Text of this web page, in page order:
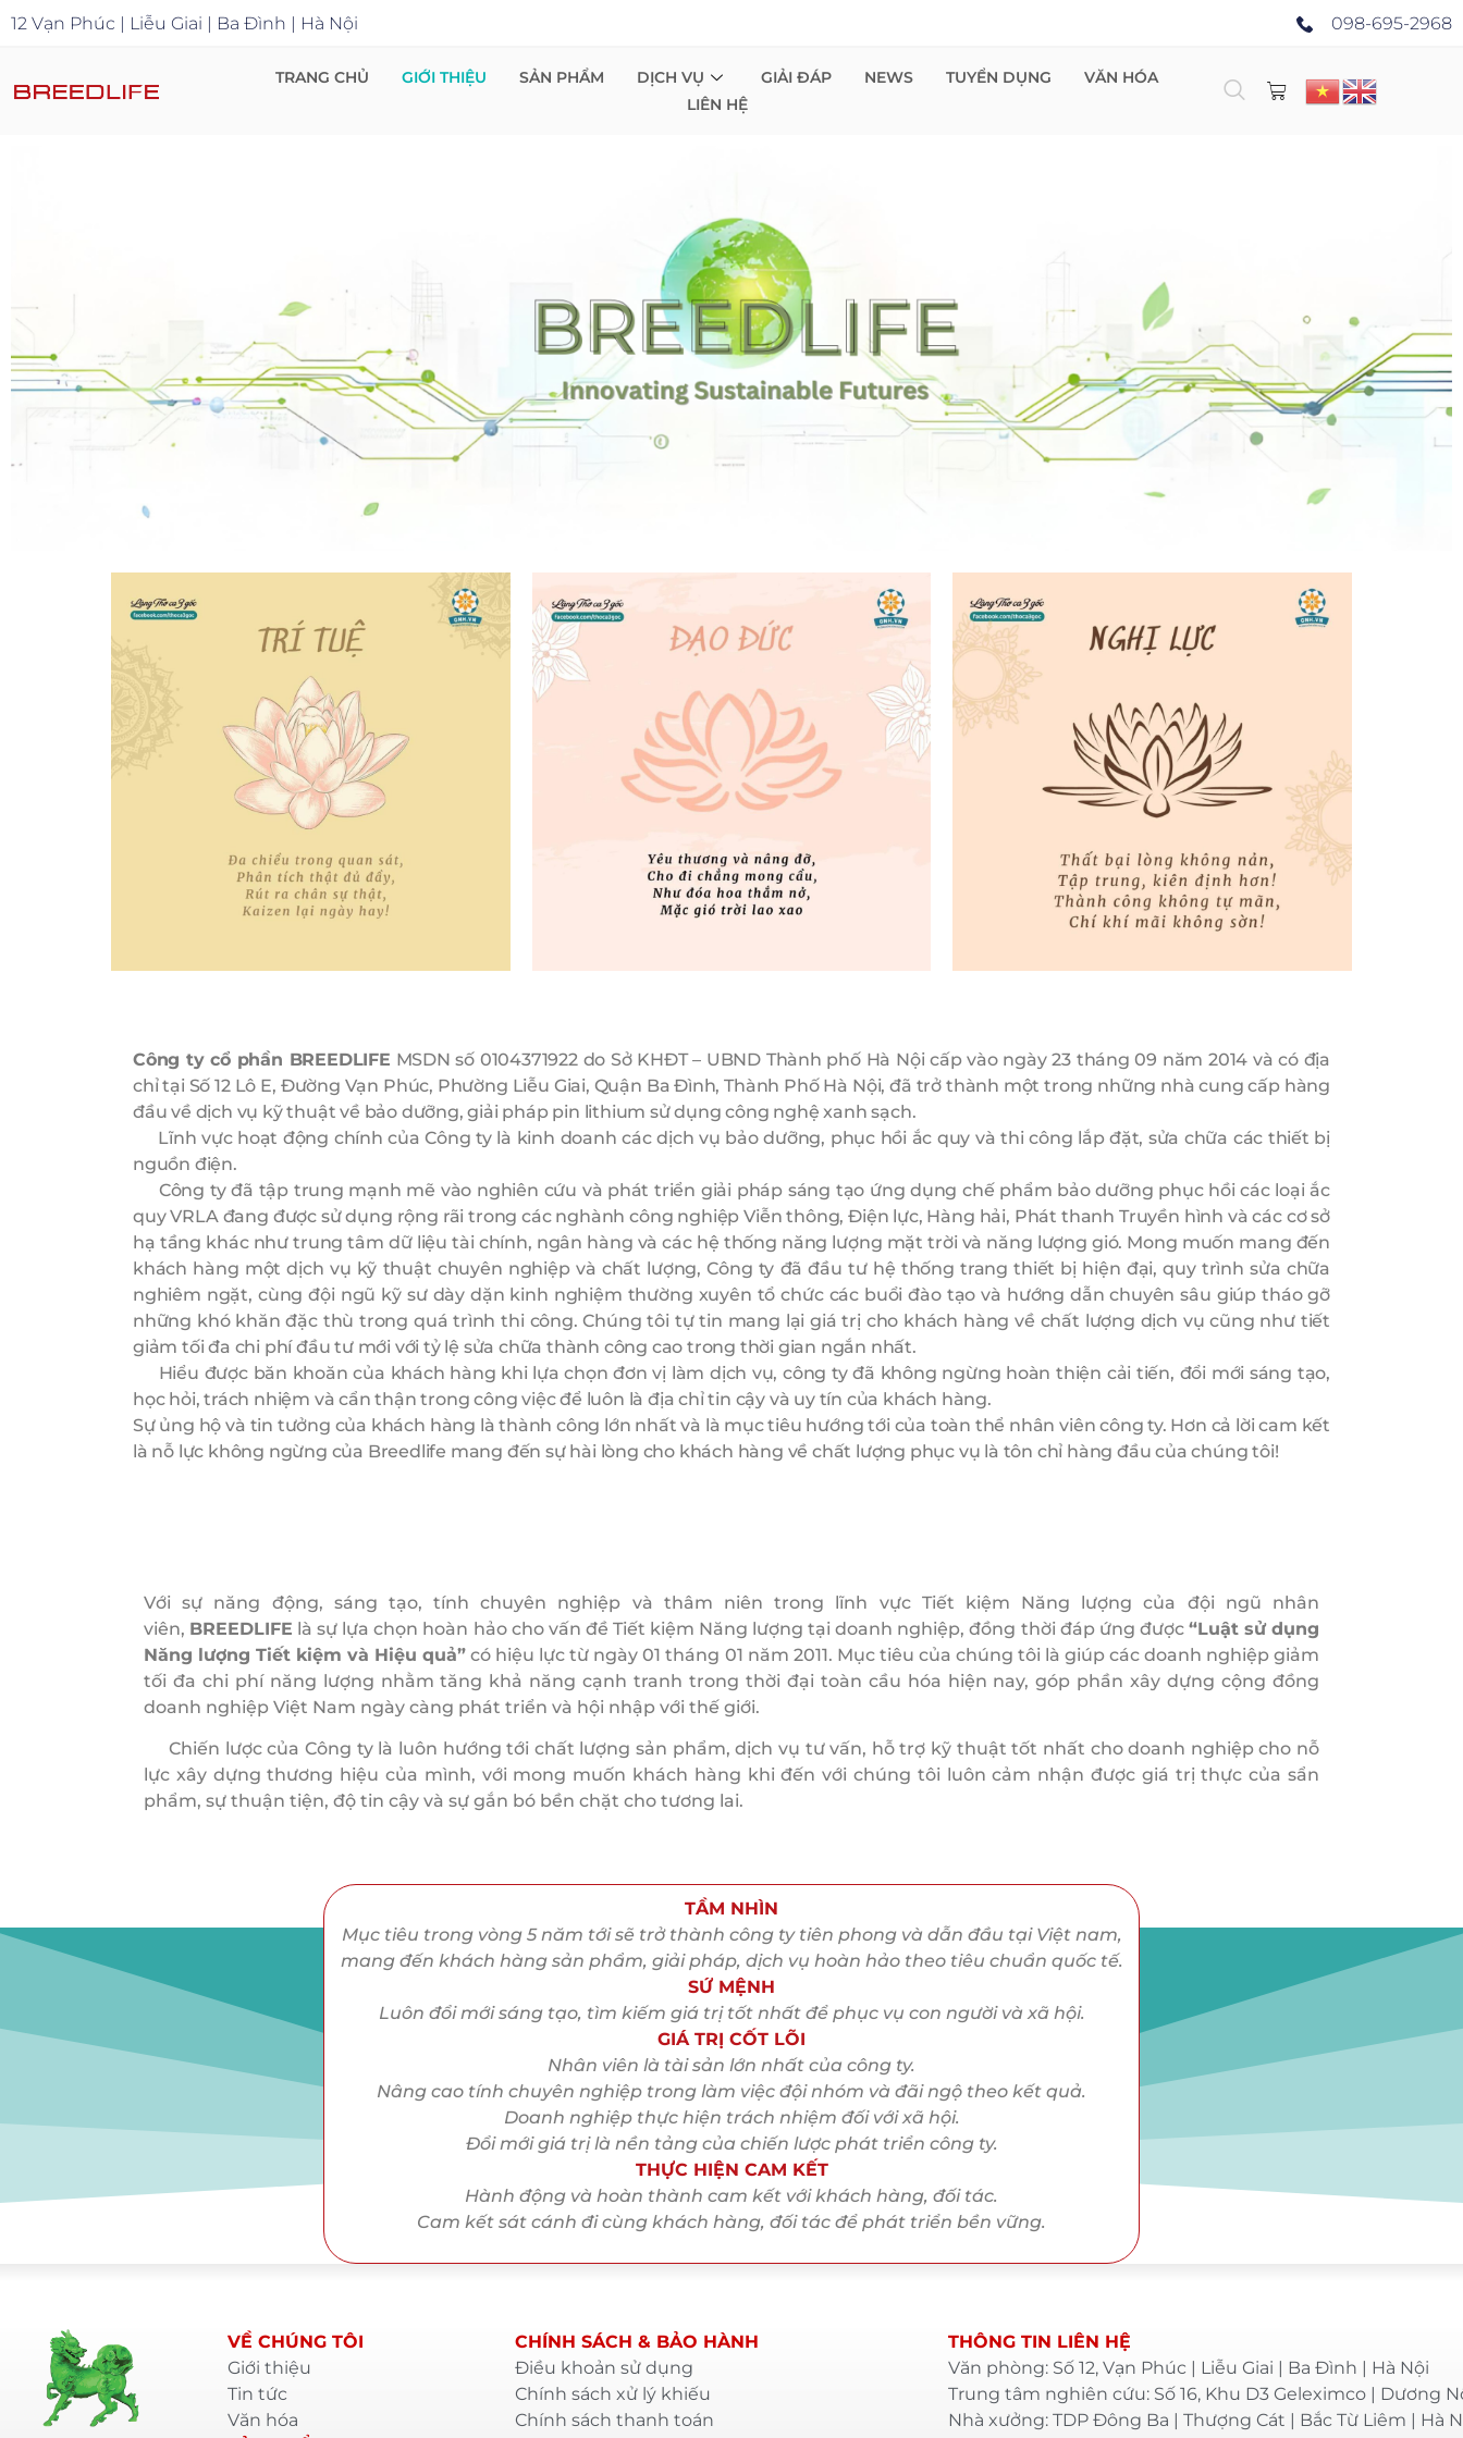
12 Vạn Phúc | Liễu Giai | Ba Đình | Hà Nội 098-695-2968
TRANG CHỦ GIỚI THIỆU SẢN PHẨM DỊCH VỤ GIẢI ĐÁP NEWS TUYỂN DỤNG
VĂN HÓA
LIÊN HỆ
Công ty cổ phần BREEDLIFE MSDN số 0104371922 do Sở KHĐT – UBND Thành phố Hà Nội cấp vào ngày 23 tháng 09 năm 2014 và có địa
chỉ tại Số 12 Lô E, Đường Vạn Phúc, Phường Liễu Giai, Quận Ba Đình, Thành Phố Hà Nội, đã trở thành một trong những nhà cung cấp hàng
đầu về dịch vụ kỹ thuật về bảo dưỡng, giải pháp pin lithium sử dụng công nghệ xanh sạch.
Lĩnh vực hoạt động chính của Công ty là kinh doanh các dịch vụ bảo dưỡng, phục hồi ắc quy và thi công lắp đặt, sửa chữa các thiết bị
nguồn điện.
Công ty đã tập trung mạnh mẽ vào nghiên cứu và phát triển giải pháp sáng tạo ứng dụng chế phẩm bảo dưỡng phục hồi các loại ắc
quy VRLA đang được sử dụng rộng rãi trong các nghành công nghiệp Viễn thông, Điện lực, Hàng hải, Phát thanh Truyền hình và các cơ sở
hạ tầng khác như trung tâm dữ liệu tài chính, ngân hàng và các hệ thống năng lượng mặt trời và năng lượng gió. Mong muốn mang đến
khách hàng một dịch vụ kỹ thuật chuyên nghiệp và chất lượng, Công ty đã đầu tư hệ thống trang thiết bị hiện đại, quy trình sửa chữa
nghiêm ngặt, cùng đội ngũ kỹ sư dày dặn kinh nghiệm thường xuyên tổ chức các buổi đào tạo và hướng dẫn chuyên sâu giúp tháo gỡ
những khó khăn đặc thù trong quá trình thi công. Chúng tôi tự tin mang lại giá trị cho khách hàng về chất lượng dịch vụ cũng như tiết
giảm tối đa chi phí đầu tư mới với tỷ lệ sửa chữa thành công cao trong thời gian ngắn nhất.
Hiểu được băn khoăn của khách hàng khi lựa chọn đơn vị làm dịch vụ, công ty đã không ngừng hoàn thiện cải tiến, đổi mới sáng tạo,
học hỏi, trách nhiệm và cẩn thận trong công việc để luôn là địa chỉ tin cậy và uy tín của khách hàng.
Sự ủng hộ và tin tưởng của khách hàng là thành công lớn nhất và là mục tiêu hướng tới của toàn thể nhân viên công ty. Hơn cả lời cam kết
là nỗ lực không ngừng của Breedlife mang đến sự hài lòng cho khách hàng về chất lượng phục vụ là tôn chỉ hàng đầu của chúng tôi!
Với sự năng động, sáng tạo, tính chuyên nghiệp và thâm niên trong lĩnh vực Tiết kiệm Năng lượng của đội ngũ nhân
viên, BREEDLIFE là sự lựa chọn hoàn hảo cho vấn đề Tiết kiệm Năng lượng tại doanh nghiệp, đồng thời đáp ứng được “Luật sử dụng
Năng lượng Tiết kiệm và Hiệu quả” có hiệu lực từ ngày 01 tháng 01 năm 2011. Mục tiêu của chúng tôi là giúp các doanh nghiệp giảm
tối đa chi phí năng lượng nhằm tăng khả năng cạnh tranh trong thời đại toàn cầu hóa hiện nay, góp phần xây dựng cộng đồng
doanh nghiệp Việt Nam ngày càng phát triển và hội nhập với thế giới.
Chiến lược của Công ty là luôn hướng tới chất lượng sản phẩm, dịch vụ tư vấn, hỗ trợ kỹ thuật tốt nhất cho doanh nghiệp cho nỗ
lực xây dựng thương hiệu của mình, với mong muốn khách hàng khi đến với chúng tôi luôn cảm nhận được giá trị thực của sẩn
phẩm, sự thuận tiện, độ tin cậy và sự gắn bó bền chặt cho tương lai.
TẦM NHÌN
Mục tiêu trong vòng 5 năm tới sẽ trở thành công ty tiên phong và dẫn đầu tại Việt nam,
mang đến khách hàng sản phẩm, giải pháp, dịch vụ hoàn hảo theo tiêu chuẩn quốc tế.
SỨ MỆNH
Luôn đổi mới sáng tạo, tìm kiếm giá trị tốt nhất để phục vụ con người và xã hội.
GIÁ TRỊ CỐT LÕI
Nhân viên là tài sản lớn nhất của công ty.
Nâng cao tính chuyên nghiệp trong làm việc đội nhóm và đãi ngộ theo kết quả.
Doanh nghiệp thực hiện trách nhiệm đối với xã hội.
Đổi mới giá trị là nền tảng của chiến lược phát triển công ty.
THỰC HIỆN CAM KẾT
Hành động và hoàn thành cam kết với khách hàng, đối tác.
Cam kết sát cánh đi cùng khách hàng, đối tác để phát triển bền vững.
VỀ CHÚNG TÔI
Giới thiệu
Tin tức
Văn hóa
CHÍNH SÁCH & BẢO HÀNH
Điều khoản sử dụng
Chính sách xử lý khiếu
Chính sách thanh toán
THÔNG TIN LIÊN HỆ
Văn phòng: Số 12, Vạn Phúc | Liễu Giai | Ba Đình | Hà Nội
Trung tâm nghiên cứu: Số 16, Khu D3 Geleximco | Dương
Nhà xưởng: TDP Đông Ba | Thượng Cát | Bắc Từ Liêm | Hà